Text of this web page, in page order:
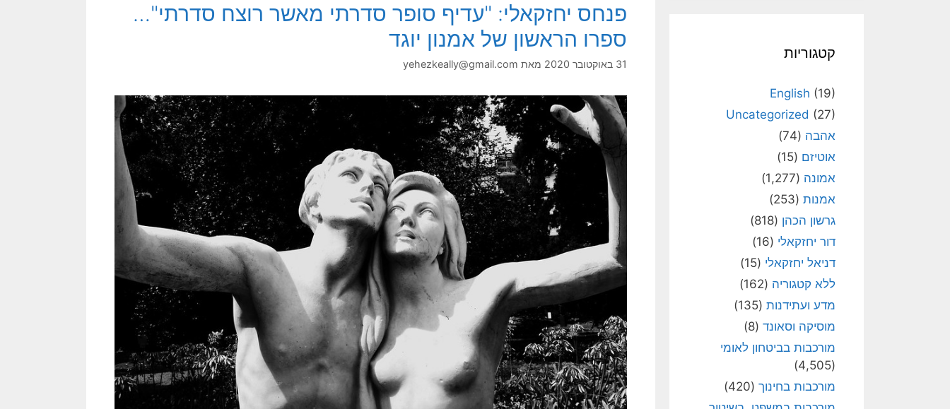
פנחס יחזקאלי: "עדיף סופר סדרתי מאשר רוצח סדרתי"…
ספרו הראשון של אמנון יוגד
31 באוקטובר 2020 מאת yehezkeally@gmail.com
קטגוריות
English (19)
Uncategorized (27)
אהבה (74)
אוטיזם (15)
אמונה (1,277)
אמנות (253)
גרשון הכהן (818)
דור יחזקאלי (16)
דניאל יחזקאלי (15)
ללא קטגוריה (162)
מדע ועתידנות (135)
מוסיקה וסאונד (8)
מורכבות בביטחון לאומי
(4,505)
מורכבות בחינוך (420)